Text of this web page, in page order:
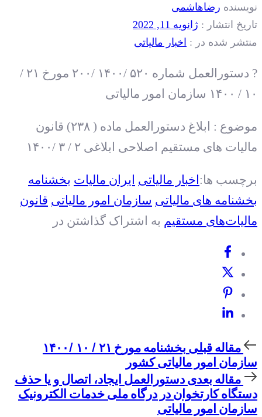
نویسنده رضاهاشمی
تاریخ انتشار : ژانویه 11, 2022
منتشر شده در : اخبار مالیاتی
? دستورالعمل شماره ۵٢٠ /١۴٠٠ /٢٠٠ مورخ ٢١ /
١٠ / ١۴٠٠ سازمان امور مالیاتی
موضوع : ابلاغ دستورالعمل ماده ( ٢٣٨) قانون
مالیات های مستقیم اصلاحی ابلاغی ٢ / ٣ /١۴٠٠
برچسب ها: اخبار مالیاتی ایران مالیات بخشنامه
بخشنامه های مالیاتی سازمان امور مالیاتی قانون
مالیات‌های مستقیم به اشتراک گذاشتن در
مقاله
قبلی
مقاله قبلی
بخشنامه مورخ ٢١ / ١٠ /١۴٠٠
سازمان امور مالیاتی کشور
مقاله
بعدی
مقاله بعدیدستورالعمل ایجاد، اتصال و یا حذف
دستگاه کارتخوان در درگاه ملی خدمات الکترونیک
سازمان امور مالیاتی